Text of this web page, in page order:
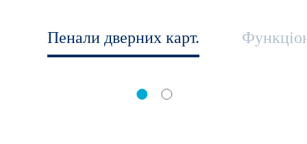
Пенали дверних карт.